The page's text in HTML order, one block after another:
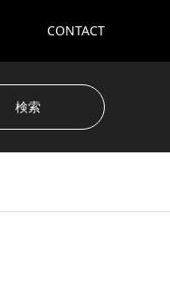
CONTACT